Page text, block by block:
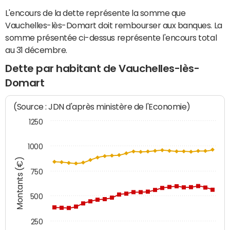
L'encours de la dette représente la somme que
Vauchelles-lès-Domart doit rembourser aux banques. La
somme présentée ci-dessus représente l'encours total
au 31 décembre.
Dette par habitant de Vauchelles-lès-
Domart
Montants (€)
(Source : JDN d'après ministère de l'Economie)
250
500
750
1000
1250